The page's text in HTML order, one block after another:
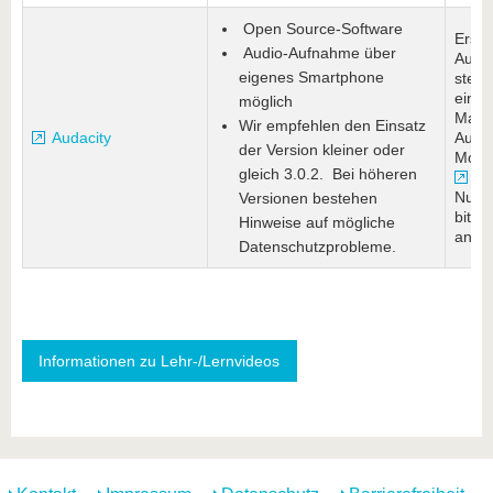
Audacity
Open Source-Software
Audio-Aufnahme über
eigenes Smartphone
möglich
Wir empfehlen den Einsatz
der Version kleiner oder
gleich 3.0.2. Bei höheren
Versionen bestehen
Hinweise auf mögliche
Datenschutzprobleme.
Mail
bitte
Informationen zu Lehr-/Lernvideos